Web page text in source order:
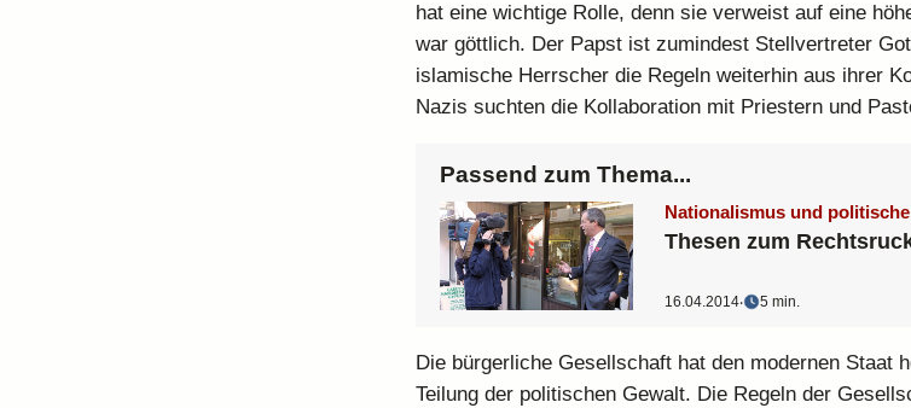
hat eine wichtige Rolle, denn sie verweist auf eine
war göttlich. Der Papst ist zumindest Stellvertreter
islamische Herrscher die Regeln weiterhin aus ihrer
Nazis suchten die Kollaboration mit Priestern und
Passend zum Thema...
Nationalismus und
Thesen zum
16.04.2014‧ 5 min.
Die bürgerliche Gesellschaft hat den modernen Staat
Teilung der politischen Gewalt. Die Regeln der